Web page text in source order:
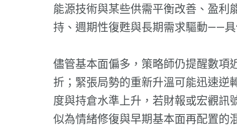
能源技術與某些供需平衡改善、盈利
持、週期性復甦與長期需求驅動——具
儘管基本面偏多，策略師仍提醒數項
折；緊張局勢的重新升溫可能迅速逆
度與持倉水準上升，若財報或宏觀訊
似為情緒修復與早期基本面再配置的